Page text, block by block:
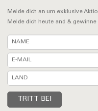
Melde dich an um exklusive
Melde dich heute and &